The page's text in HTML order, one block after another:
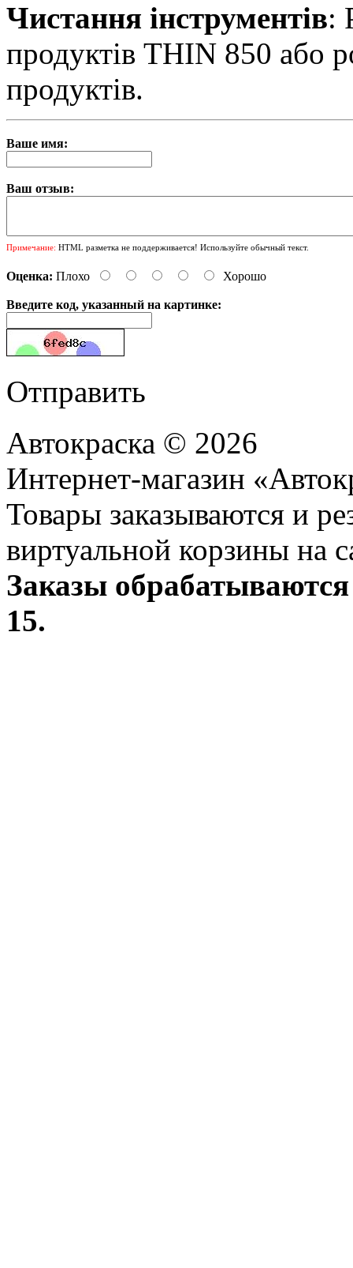
Чистання інструментів:
продуктів THIN 850 або
продуктів.
Ваше имя:
Ваш отзыв:
Примечание: HTML разметка не поддерживается! Используйте обычный текст.
Оценка: Плохо Хорошо
Введите код, указанный на картинке:
Отправить
Автокраска © 2026
Интернет-магазин
Товары заказываются и
виртуальной корзины на
Заказы
15.